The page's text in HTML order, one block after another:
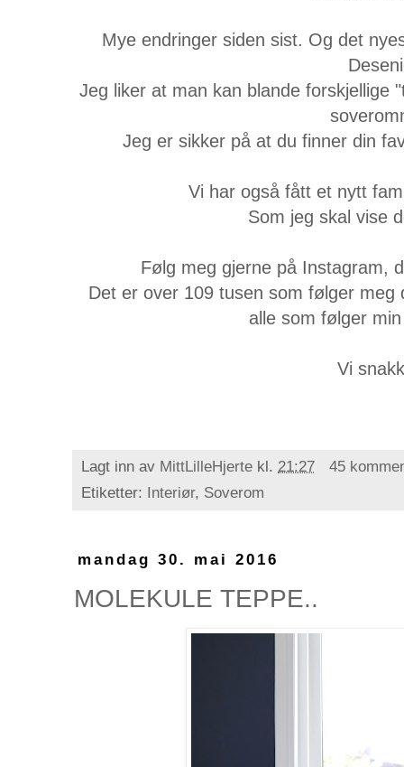
Mye endringer siden sist. Og det
Jeg liker at man kan blande forskjellige
Jeg er sikker på at du finner din
Vi har også fått et nytt
Som jeg skal vise
Følg meg gjerne på Instagram,
Det er over 109 tusen som følger
alle som følger
Vi
Lagt inn av MittLilleHjerte kl. 21:27
45
Etiketter: Interiør, Soverom
mandag 30. mai 2016
MOLEKULE TEPPE..